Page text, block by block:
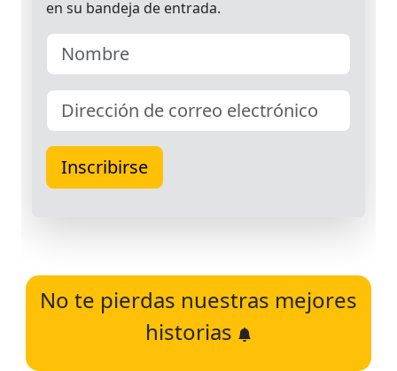
No te pierdas nuestras mejores
historias